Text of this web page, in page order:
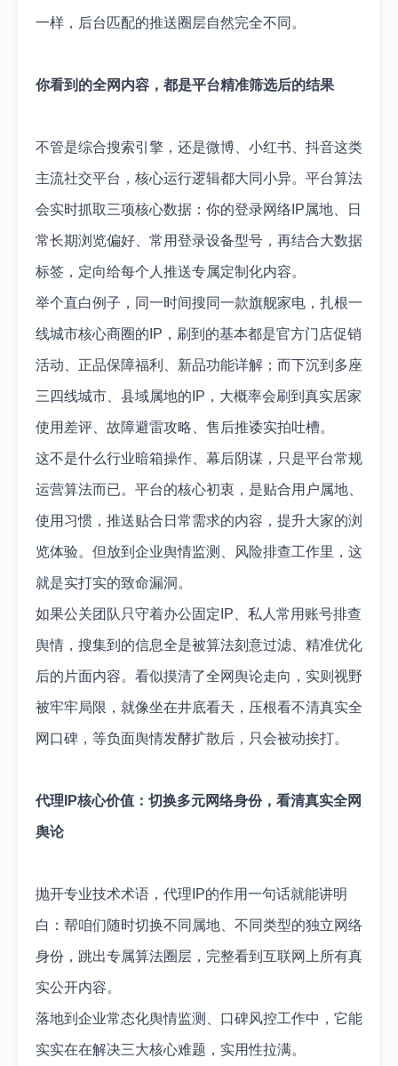
一样，后台匹配的推送圈层自然完全不同。
你看到的全网内容，都是平台精准筛选后的结果
不管是综合搜索引擎，还是微博、小红书、抖音这类
主流社交平台，核心运行逻辑都大同小异。平台算法
会实时抓取三项核心数据：你的登录网络IP属地、日
常长期浏览偏好、常用登录设备型号，再结合大数据
标签，定向给每个人推送专属定制化内容。
举个直白例子，同一时间搜同一款旗舰家电，扎根一
线城市核心商圈的IP，刷到的基本都是官方门店促销
活动、正品保障福利、新品功能详解；而下沉到多座
三四线城市、县域属地的IP，大概率会刷到真实居家
使用差评、故障避雷攻略、售后推诿实拍吐槽。
这不是什么行业暗箱操作、幕后阴谋，只是平台常规
运营算法而已。平台的核心初衷，是贴合用户属地、
使用习惯，推送贴合日常需求的内容，提升大家的浏
览体验。但放到企业舆情监测、风险排查工作里，这
就是实打实的致命漏洞。
如果公关团队只守着办公固定IP、私人常用账号排查
舆情，搜集到的信息全是被算法刻意过滤、精准优化
后的片面内容。看似摸清了全网舆论走向，实则视野
被牢牢局限，就像坐在井底看天，压根看不清真实全
网口碑，等负面舆情发酵扩散后，只会被动挨打。
代理IP核心价值：切换多元网络身份，看清真实全网
舆论
抛开专业技术术语，代理IP的作用一句话就能讲明
白：帮咱们随时切换不同属地、不同类型的独立网络
身份，跳出专属算法圈层，完整看到互联网上所有真
实公开内容。
落地到企业常态化舆情监测、口碑风控工作中，它能
实实在在解决三大核心难题，实用性拉满。